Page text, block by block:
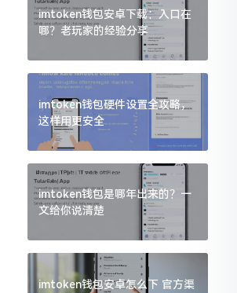
imtoken钱包安卓下载：入口在
哪？老玩家的经验分享
imtoken钱包硬件设置全攻略，
这样用更安全
imtoken钱包是哪年出来的？一
文给你说清楚
imtoken钱包安卓怎么下 官方渠